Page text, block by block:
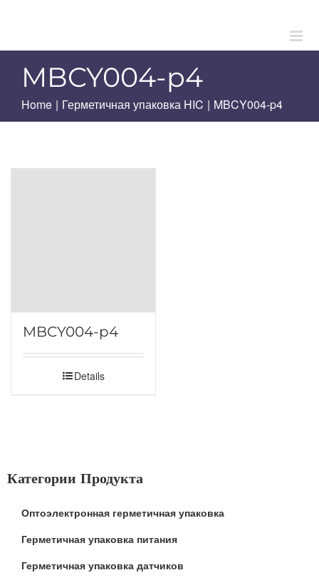
MBCY004-p4
Home | Герметичная упаковка HIC | MBCY004-p4
MBCY004-p4
Details
Категории Продукта
Оптоэлектронная герметичная упаковка
Герметичная упаковка питания
Герметичная упаковка датчиков